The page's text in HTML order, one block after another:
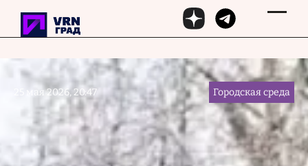
Перейти к основному содержанию
25 мая 2026, 20:47 Городская среда